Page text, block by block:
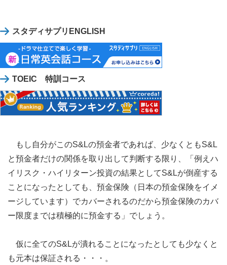
スタディサプリENGLISH
TOEIC 特訓コース
もし自分がこのS&Lの預金者であれば、少なくともS&L
と預金者だけの関係を取り出して判断する限り、「例えハ
イリスク・ハイリターン投資の結果としてS&Lが倒産する
ことになったとしても、預金保険（日本の預金保険をイメ
ージしています）でカバーされるのだから預金保険のカバ
ー限度までは積極的に預金する」でしょう。
仮に全てのS&Lが潰れることになったとしても少なくと
も元本は保証される・・・。